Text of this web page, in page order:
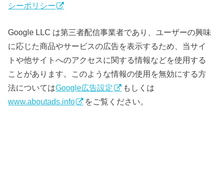
シーポリシー
Google LLC は第三者配信事業者であり、ユーザーの興味
に応じた商品やサービスの広告を表示するため、当サイ
トや他サイトへのアクセスに関する情報などを使用する
ことがあります。このような情報の使用を無効にする方
法についてはGoogle広告設定
もしくは
www.aboutads.info
をご覧ください。